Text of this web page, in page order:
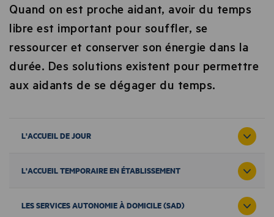
Quand on est proche aidant, avoir du temps
libre est important pour souffler, se
ressourcer et conserver son énergie dans la
durée. Des solutions existent pour permettre
aux aidants de se dégager du temps.
L'ACCUEIL DE JOUR
L'ACCUEIL TEMPORAIRE EN ÉTABLISSEMENT
LES SERVICES AUTONOMIE À DOMICILE (SAD)